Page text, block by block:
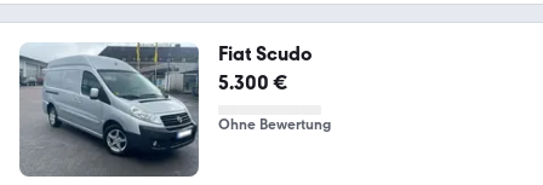
Fiat Scudo
5.300 €
Ohne Bewertung